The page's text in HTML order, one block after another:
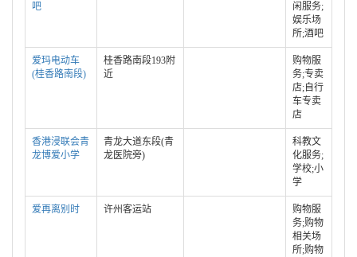
吧
闲服务;
娱乐场
所;酒吧
爱玛电动车
(桂香路南段)
桂香路南段193附
近
购物服
务;专卖
店;自行
车专卖
店
香港浸联会青
龙博爱小学
青龙大道东段(青
龙医院旁)
科教文
化服务;
学校;小
学
爱再离别时 许州客运站
购物服
务;购物
相关场
所;购物